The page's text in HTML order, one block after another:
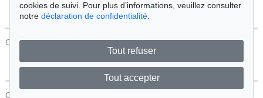
CONTACT Protection Des Données
CONTACT
cookies de suivi. Pour plus d’informations, veuillez consulter
notre déclaration de confidentialité
Tout refuser
Tout accepter